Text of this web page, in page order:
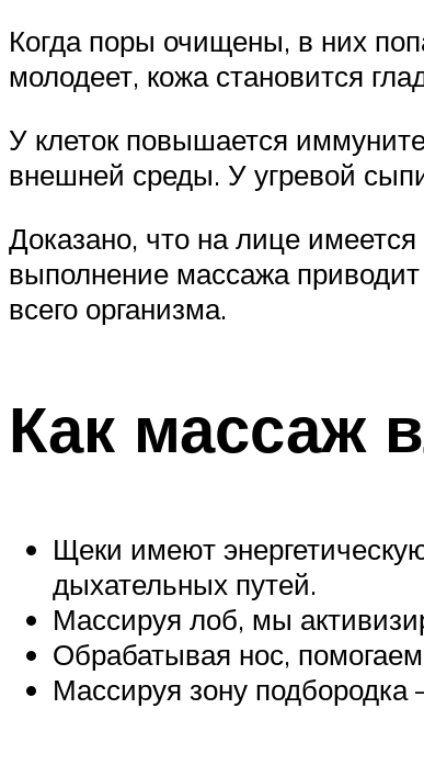
Когда поры очищены, в них
молодеет, кожа становится
У клеток повышается
внешней среды. У угревой
Доказано, что на лице
выполнение массажа
всего организма.
Как массаж
Щеки имеют
дыхательных путей.
Массируя лоб, мы
Обрабатывая нос,
Массируя зону